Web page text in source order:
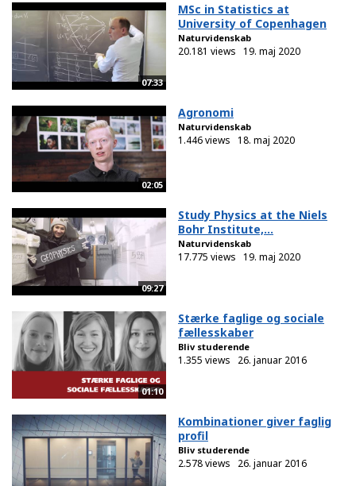
07:33
MSc in Statistics at
University of Copenhagen
Naturvidenskab
20.181 views 19. maj 2020
02:05
Agronomi
Naturvidenskab
1.446 views 18. maj 2020
09:27
Study Physics at the Niels
Bohr Institute,...
Naturvidenskab
17.775 views 19. maj 2020
01:10
Stærke faglige og sociale
fællesskaber
Bliv studerende
1.355 views 26. januar 2016
Kombinationer giver faglig
profil
Bliv studerende
2.578 views 26. januar 2016